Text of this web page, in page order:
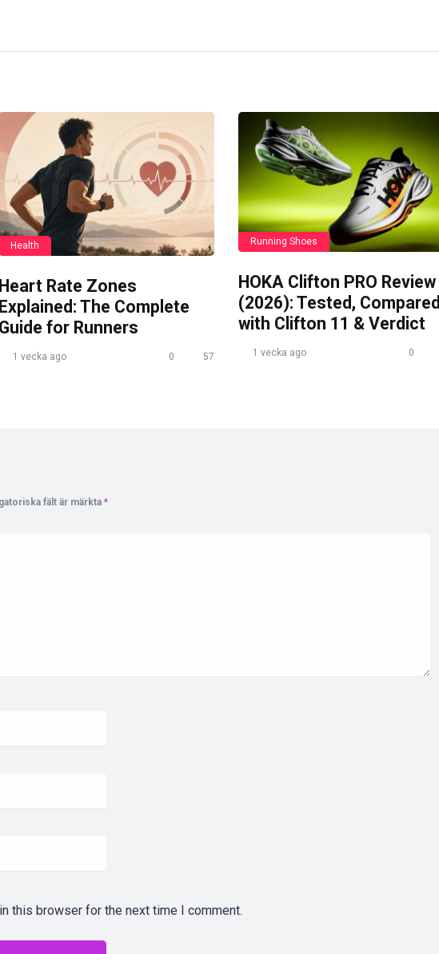
Health
Heart Rate Zones
Explained: The Complete
Guide for Runners
1 vecka ago 0 57
Running Shoes
HOKA Clifton PRO Review
(2026): Tested, Compared
with Clifton 11 & Verdict
1 vecka ago 0
fält är märkta *
this browser for the next time I comment.